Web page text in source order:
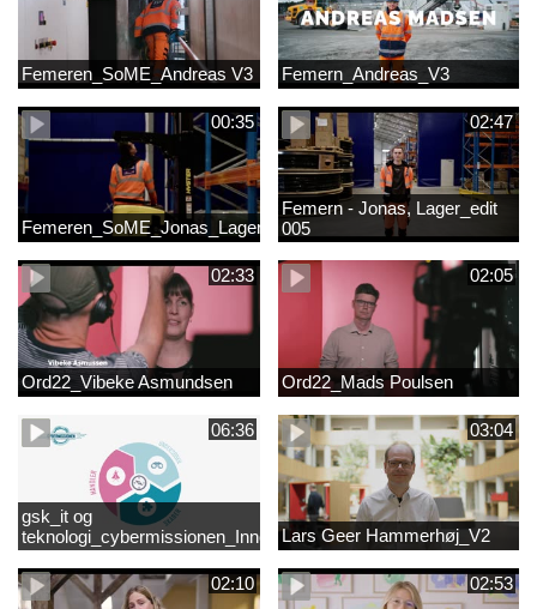
Femeren_SoME_Andreas V3 Femern_Andreas_V3
00:35
Femeren_SoME_Jonas_Lager
02:47
Femern - Jonas, Lager_edit
005
02:33
Ord22_Vibeke Asmundsen
02:05
Ord22_Mads Poulsen
06:36
gsk_it og
teknologi_cybermissionen_Innovationscirklen
03:04
Lars Geer Hammerhøj_V2
02:10 02:53